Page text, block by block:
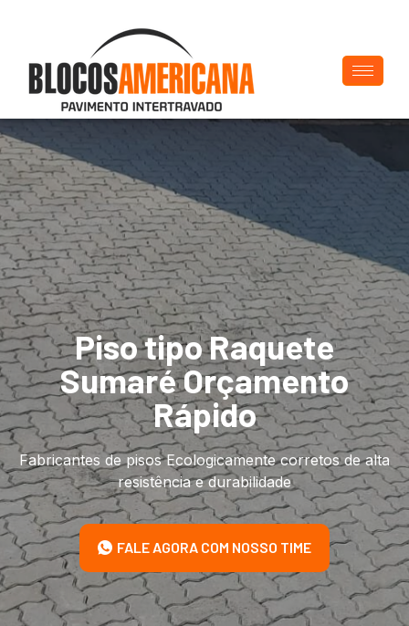
Piso tipo Raquete
Sumaré Orçamento
Rápido
Fabricantes de pisos Ecologicamente corretos de alta
resistência e durabilidade
FALE AGORA COM NOSSO TIME